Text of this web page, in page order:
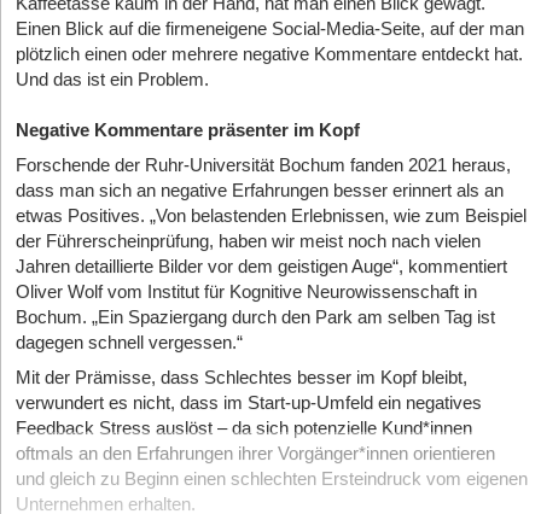
Einen Blick auf die firmeneigene Social-Media-Seite, auf der man
plötzlich einen oder mehrere negative Kommentare entdeckt hat.
Und das ist ein Problem.
Negative Kommentare präsenter im Kopf
Forschende der Ruhr-Universität Bochum fanden 2021 heraus,
dass man sich an negative Erfahrungen besser erinnert als an
etwas Positives. „Von belastenden Erlebnissen, wie zum Beispiel
der Führerscheinprüfung, haben wir meist noch nach vielen
Jahren detaillierte Bilder vor dem geistigen Auge“, kommentiert
Oliver Wolf vom Institut für Kognitive Neurowissenschaft in
Bochum. „Ein Spaziergang durch den Park am selben Tag ist
dagegen schnell vergessen.“
Mit der Prämisse, dass Schlechtes besser im Kopf bleibt,
verwundert es nicht, dass im Start-up-Umfeld ein negatives
Feed­back Stress auslöst – da sich potenzielle Kund*innen
oftmals an den Erfahrungen ihrer Vorgänger*innen orientieren
und gleich zu Beginn einen schlechten Ersteindruck vom eigenen
Unternehmen erhalten.